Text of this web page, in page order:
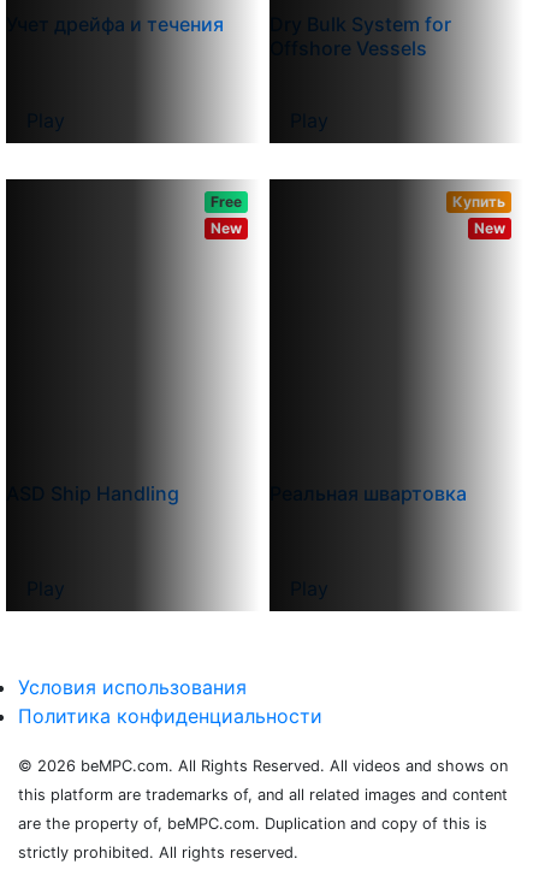
Учет дрейфа и течения
Play
Dry Bulk System for
Offshore Vessels
Play
Free
New
ASD Ship Handling
Play
Купить
New
Реальная швартовка
Play
Условия использования
Политика конфиденциальности
© 2026 beMPC.com. All Rights Reserved. All videos and shows on
this platform are trademarks of, and all related images and content
are the property of, beMPC.com. Duplication and copy of this is
strictly prohibited. All rights reserved.